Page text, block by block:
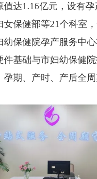
达1.16亿元，设有孕
女保健部等21个科室
幼保健院孕产服务中
基础与市妇幼保健院
孕期、产时、产后全